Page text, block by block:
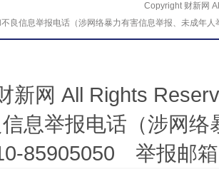
Copyright 财新网
不良信息举报电话（涉网络暴力有害信息举报、未成
新网 All Rights
息举报电话（涉网
85905050 举报邮